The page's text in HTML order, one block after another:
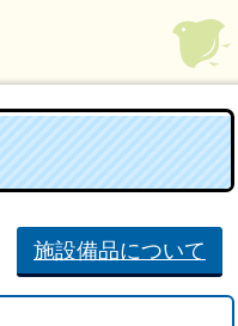
施設備品について